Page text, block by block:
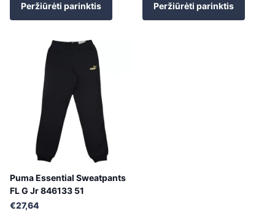
Peržiūrėti parinktis Peržiūrėti parinktis
Puma Essential Sweatpants
FL G Jr 846133 51
€27,64